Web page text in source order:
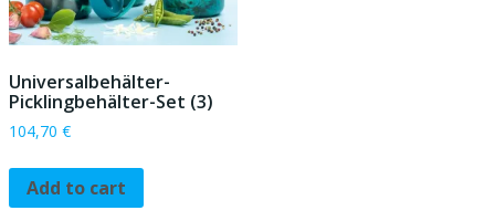
Universalbehälter-
Picklingbehälter-Set (3)
104,70 €
Add to cart